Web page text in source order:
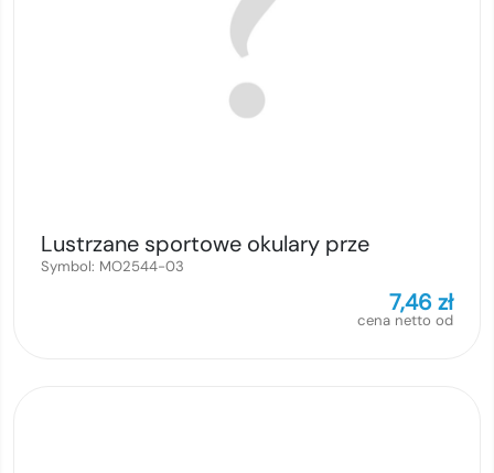
Lustrzane sportowe okulary prze
Symbol: MO2544-03
7,46zł
cena netto od